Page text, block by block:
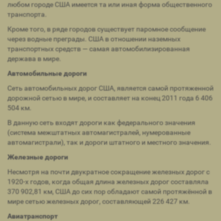
любом городе США имеется та или иная форма общественного
транспорта.
Кроме того, в ряде городов существует паромное сообщение
через водные преграды. США в отношении наземных
транспортных средств — самая автомобилизированная
держава в мире.
Автомобильные дороги
Сеть автомобильных дорог США, является самой протяженной
дорожной сетью в мире, и составляет на конец 2011 года 6 406
504 км.
В данную сеть входят дороги как федерального значения
(система межштатных автомагистралей, нумерованные
автомагистрали), так и дороги штатного и местного значения.
Железные дороги
Несмотря на почти двукратное сокращение железных дорог с
1920-х годов, когда общая длина железных дорог составляла
370 902,81 км, США до сих пор обладают самой протяжённой в
мире сетью железных дорог, составляющей 226 427 км.
Авиатранспорт